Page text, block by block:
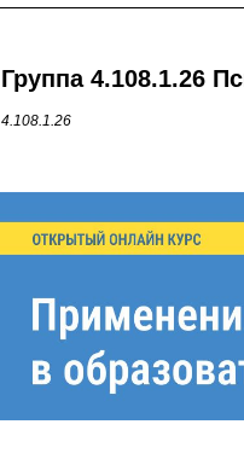
Группа 4.108.1.26
4.108.1.26